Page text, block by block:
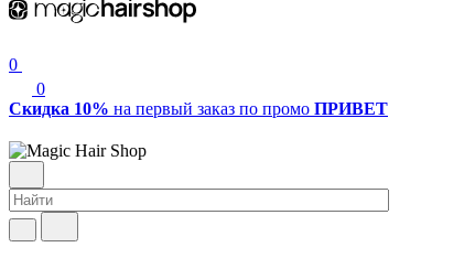
0
0
Скидка 10% на первый заказ по промо ПРИВЕТ